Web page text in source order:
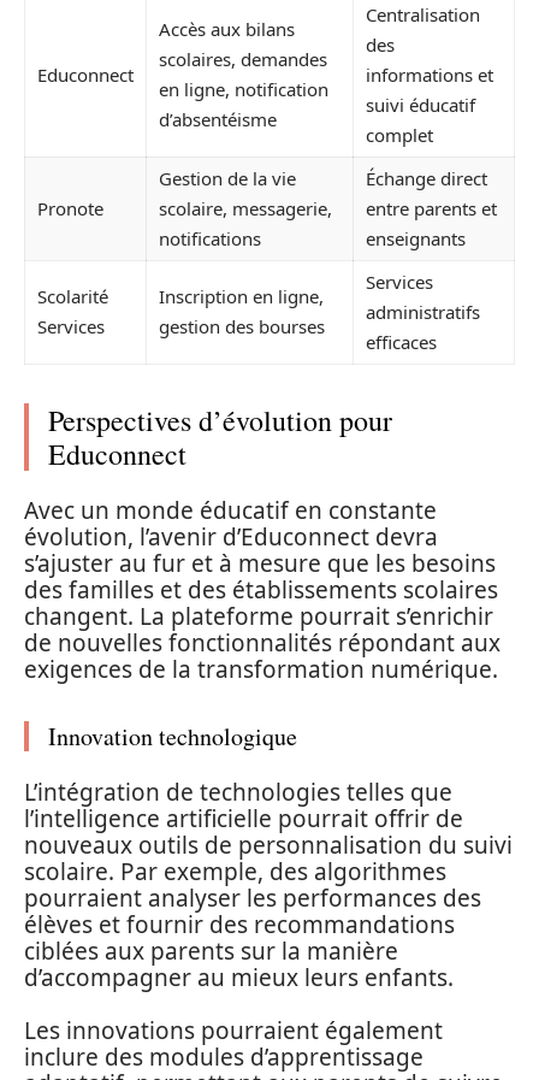
Educonnect
Accès aux bilans
scolaires, demandes
en ligne, notification
d’absentéisme
Centralisation
des
informations et
suivi éducatif
complet
Pronote
Gestion de la vie
scolaire, messagerie,
notifications
Échange direct
entre parents et
enseignants
Scolarité
Services
Inscription en ligne,
gestion des bourses
Services
administratifs
efficaces
Perspectives d’évolution pour
Educonnect
Avec un monde éducatif en constante
évolution, l’avenir d’Educonnect devra
s’ajuster au fur et à mesure que les besoins
des familles et des établissements scolaires
changent. La plateforme pourrait s’enrichir
de nouvelles fonctionnalités répondant aux
exigences de la transformation numérique.
Innovation technologique
L’intégration de technologies telles que
l’intelligence artificielle pourrait offrir de
nouveaux outils de personnalisation du suivi
scolaire. Par exemple, des algorithmes
pourraient analyser les performances des
élèves et fournir des recommandations
ciblées aux parents sur la manière
d’accompagner au mieux leurs enfants.
Les innovations pourraient également
inclure des modules d’apprentissage